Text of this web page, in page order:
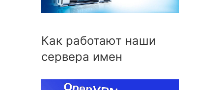
Как работают наши
сервера имен